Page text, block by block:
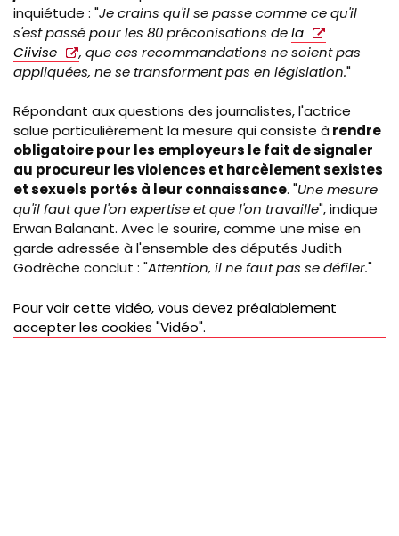
inquiétude : "Je crains qu'il se passe comme ce qu'il
s'est passé pour les 80 préconisations dela
Ciivise
, que ces recommandations ne soient pas
appliquées, ne se transforment pas en législation."
Répondant aux questions des journalistes, l'actrice
salue particulièrement la mesure qui consiste à rendre
obligatoire pour les employeurs le fait de signaler
au procureur les violences et harcèlement sexistes
et sexuels portés à leur connaissance. "Une mesure
qu'il faut que l'on expertise et que l'on travaille", indique
Erwan Balanant. Avec le sourire, comme une mise en
garde adressée à l'ensemble des députés Judith
Godrèche conclut : "Attention, il ne faut pas se défiler."
Pour voir cette vidéo, vous devez préalablement
accepter les cookies "Vidéo".